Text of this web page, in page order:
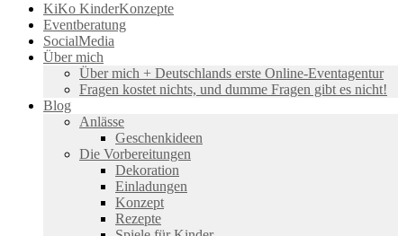
KiKo KinderKonzepte
Eventberatung
SocialMedia
Über mich
Über mich + Deutschlands erste Online-Eventagentur
Fragen kostet nichts, und dumme Fragen gibt es nicht!
Blog
Anlässe
Geschenkideen
Die Vorbereitungen
Dekoration
Einladungen
Konzept
Rezepte